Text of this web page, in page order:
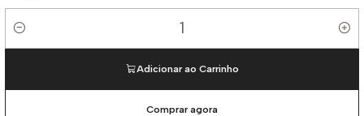
Quantidade
Adicionar ao Carrinho
Comprar agora